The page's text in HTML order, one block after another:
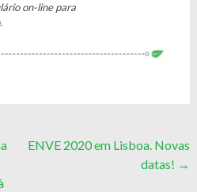
on-line para
ENVE 2020 em Lisboa. Novas
datas! →